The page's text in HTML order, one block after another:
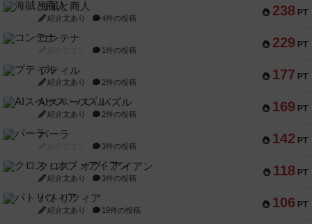
238 PT
海賊と商人
紹介文あり 4件の投稿
229 PT
コンテナ
1件の投稿
177 PT
プティル
紹介文あり 2件の投稿
169 PT
AIスペース・パズル
紹介文あり 2件の投稿
142 PT
パーラ
3件の投稿
118 PT
クロス・オブ・アイアン
紹介文あり 3件の投稿
106 PT
パトリツィア
紹介文あり 19件の投稿